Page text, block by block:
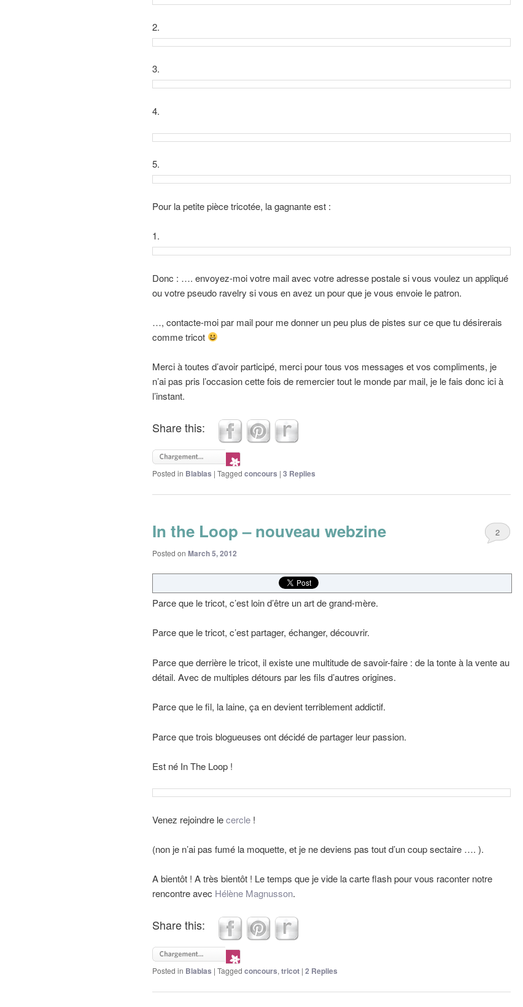
2.
3.
4.
5.
Pour la petite pièce tricotée, la gagnante est :
1.
Donc : …. envoyez-moi votre mail avec votre adresse postale si vous voulez un appliqué
ou votre pseudo ravelry si vous en avez un pour que je vous envoie le patron.
…, contacte-moi par mail pour me donner un peu plus de pistes sur ce que tu désirerais
comme tricot
Merci à toutes d’avoir participé, merci pour tous vos messages et vos compliments, je
n’ai pas pris l’occasion cette fois de remercier tout le monde par mail, je le fais donc ici à
l’instant.
Share this:
Posted in Blablas | Tagged concours | 3 Replies
In the Loop – nouveau webzine
Posted on March 5, 2012
2
Parce que le tricot, c’est loin d’être un art de grand-mère.
Parce que le tricot, c’est partager, échanger, découvrir.
Parce que derrière le tricot, il existe une multitude de savoir-faire : de la tonte à la vente au
détail. Avec de multiples détours par les fils d’autres origines.
Parce que le fil, la laine, ça en devient terriblement addictif.
Parce que trois blogueuses ont décidé de partager leur passion.
Est né In The Loop !
Venez rejoindre lecercle !
(non je n’ai pas fumé la moquette, et je ne deviens pas tout d’un coup sectaire …. ).
A bientôt ! A très bientôt ! Le temps que je vide la carte flash pour vous raconter notre
rencontre avec Hélène Magnusson.
Share this:
Posted in Blablas | Tagged concours, tricot | 2 Replies